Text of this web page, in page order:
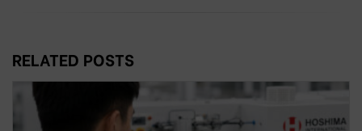
RELATED POSTS